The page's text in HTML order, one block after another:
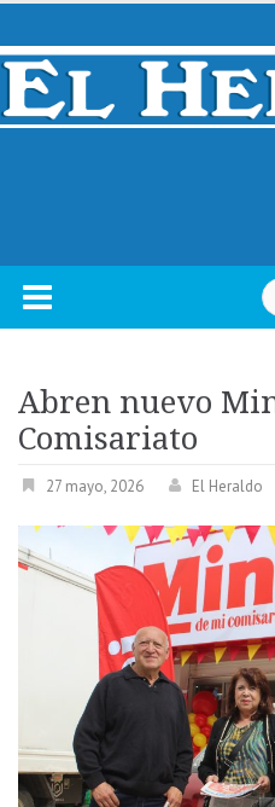
Skip
content
Abren nuevo
Comisariato
27 mayo, 2026 El Heraldo